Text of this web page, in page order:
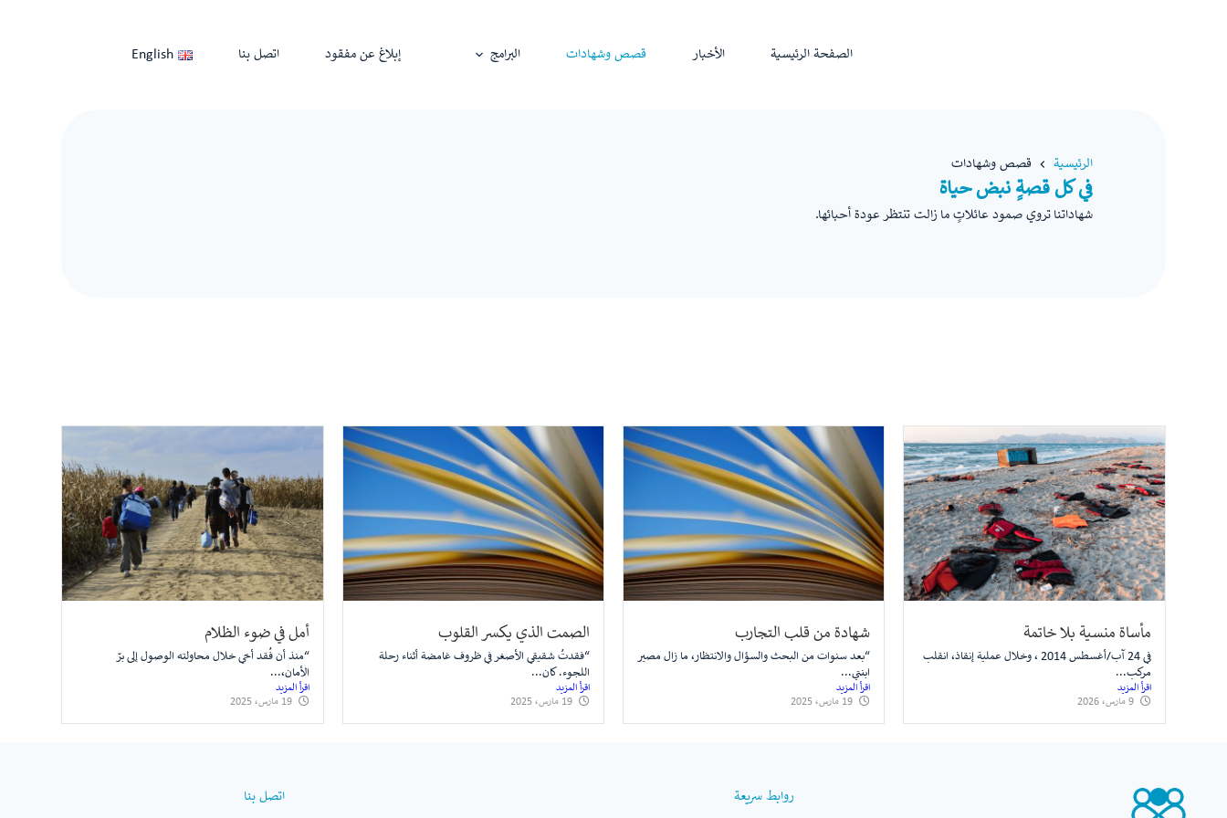
الصفحة الرئيسية الأخبار قصص وشهادات البرامج إبلاغ عن مفقود اتصل بنا English
الرئيسية قصص وشهادات
في كل قصةٍ نبض حياة
شهاداتنا تروي صمود عائلاتٍ ما زالت تنتظر عودة أحبائها.
مأساة منسية بلا خاتمة
في 24 آب/أغسطس 2014 ، وخلال عملية إنقاذ، انقلب
مركب...
اقرأ المزيد
9 مارس، 2026
شهادة من قلب التجارب
“بعد سنوات من البحث والسؤال والانتظار، ما زال مصير
ابنتي...
اقرأ المزيد
19 مارس، 2025
الصمت الذي يكسر القلوب
“فقدتُ شقيقي الأصغر في ظروف غامضة أثناء رحلة
اللجوء. كان...
اقرأ المزيد
19 مارس، 2025
أمل في ضوء الظلام
“منذ أن فُقد أخي خلال محاولته الوصول إلى برّ
الأمان،...
اقرأ المزيد
19 مارس، 2025
روابط سريعة اتصل بنا